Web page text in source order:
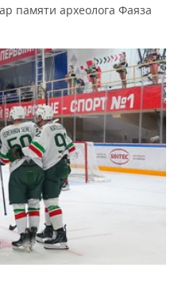
памяти археолога Фаяза